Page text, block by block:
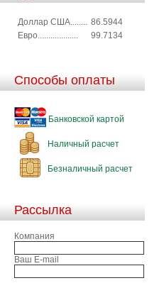
Доллар США........ 86.5944
Евро...................
99.7134
Способы оплаты
Банковской картой
Наличный расчет
Безналичный расчет
Рассылка
Компания
Ваш E-mail